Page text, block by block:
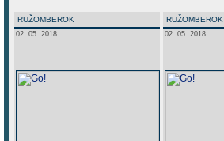
RUŽOMBEROK
02. 05. 2018
RUŽOMBEROK
02. 05. 2018